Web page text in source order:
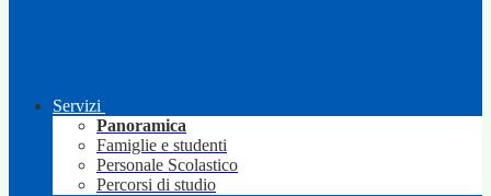
Servizi
Panoramica
Famiglie e studenti
Personale Scolastico
Percorsi di studio